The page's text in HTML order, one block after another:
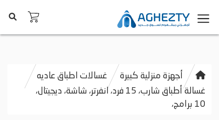
أجهزة منزلية كبيرة
غسالات اطباق عاديه
غسالة أطباق شارب، 15 فرد، انفرتر، شاشة، ديجيتال،
10 برامج،